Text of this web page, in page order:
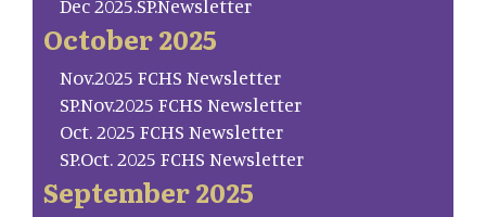
Dec 2025.SP.Newsletter
October 2025
Nov.2025 FCHS Newsletter
SP.Nov.2025 FCHS Newsletter
Oct. 2025 FCHS Newsletter
SP.Oct. 2025 FCHS Newsletter
September 2025